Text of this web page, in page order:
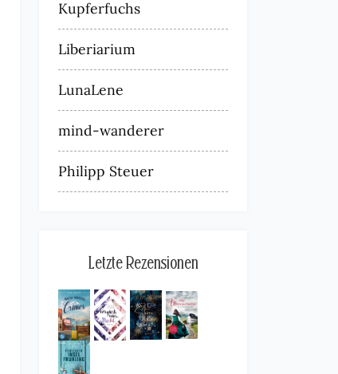
Kupferfuchs
Liberiarium
LunaLene
mind-wanderer
Philipp Steuer
Letzte Rezensionen